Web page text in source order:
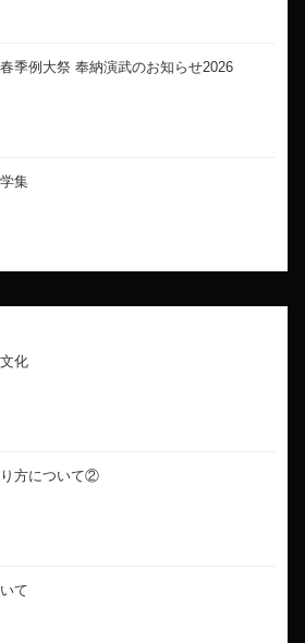
季例大祭 奉納演武のお知らせ2026
集
化
方について②
て